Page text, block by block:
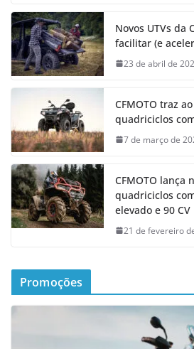
Novos UTVs da
facilitar (e
23 de abril de
CFMOTO traz
quadriciclos
7 de março de
CFMOTO lança
quadriciclos
elevado e 90 CV
21 de fevereiro
Promoções